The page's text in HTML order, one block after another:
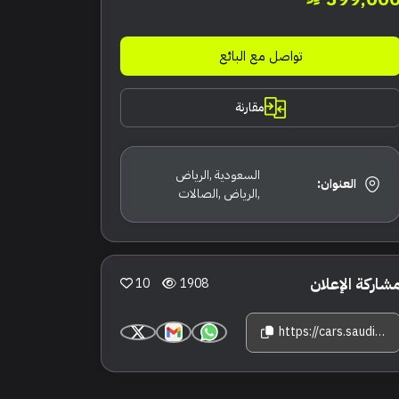
تواصل مع البائع
مقارنة
العنوان:
السعودية ,الرياض
,الرياض ,الصالات
الإعلان 1908
10
https://cars.saudisale.com/listings/4873fW/2025-%D9%85%D8%B1%D8%B3%D9%8A%D8%AF%D8%B3--%D8%A8%D9%86%D8%B2-%D8%AC%D9%8A-%D8%A5%D9%84-%D8%A5%D9%8A-450-%D8%A3%D9%8A-%D8%A5%D9%85-%D8%AC%D9%8A